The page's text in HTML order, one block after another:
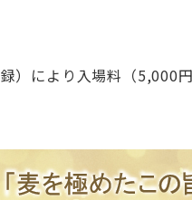
により入場料（5,000